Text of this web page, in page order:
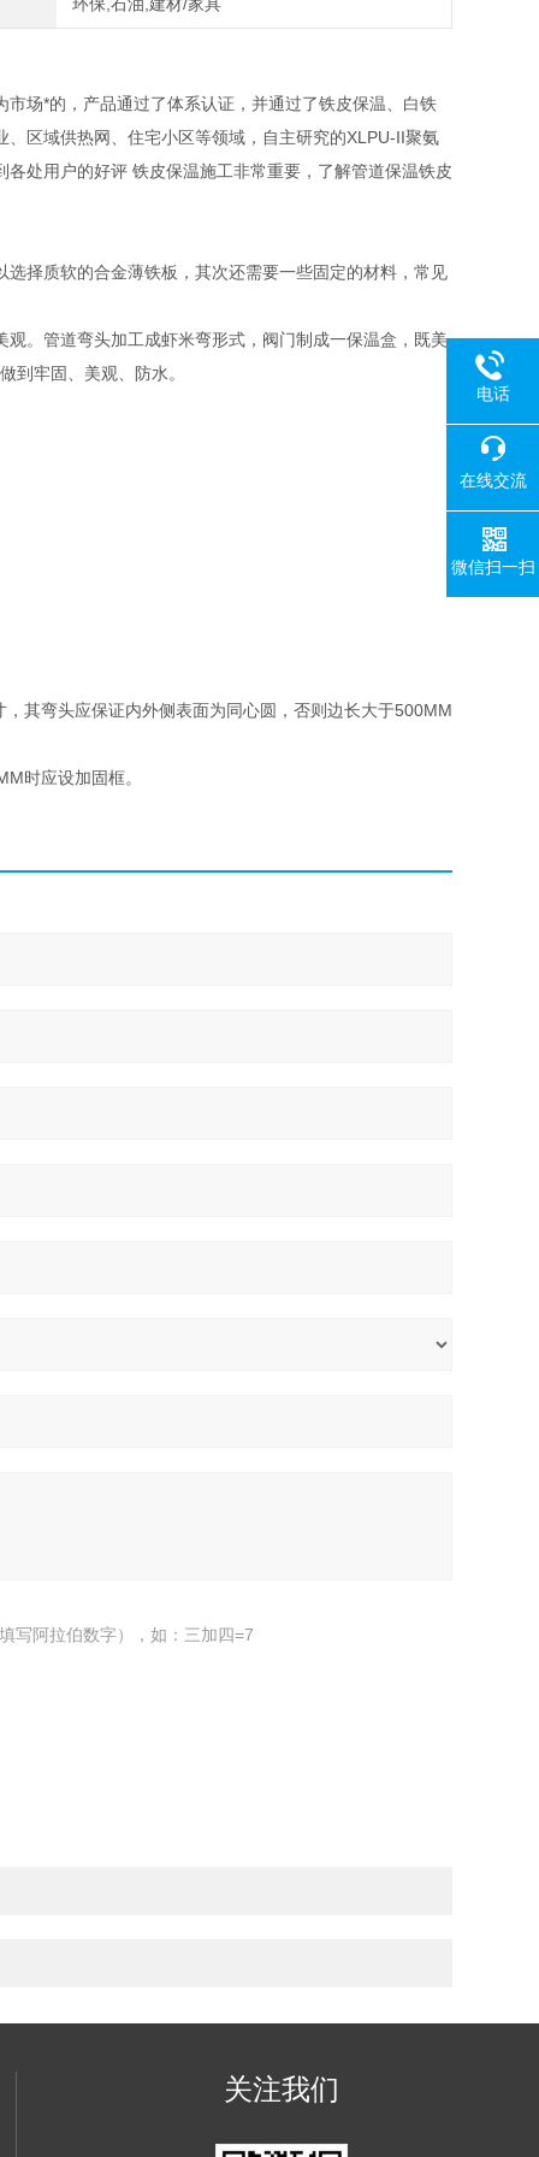
场*的，产品通过了体系认证，并通过了铁皮保温、白铁
区域供热网、住宅小区等领域，自主研究的XLPU-II聚氨
处用户的好评 铁皮保温施工非常重要，了解管道保温铁皮
择质软的合金薄铁板，其次还需要一些固定的材料，常见
。管道弯头加工成虾米弯形式，阀门制成一保温盒，既美
到牢固、美观、防水。
其弯头应保证内外侧表面为同心圆，否则边长大于500MM
时应设加固框。
写阿拉伯数字），如：三加四=7
关注我们
电话
在线交流
微信扫一扫